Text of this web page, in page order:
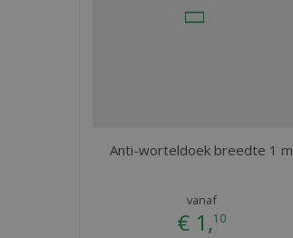
Anti-worteldoek breedte 1 m
vanaf
€ 1 ,10